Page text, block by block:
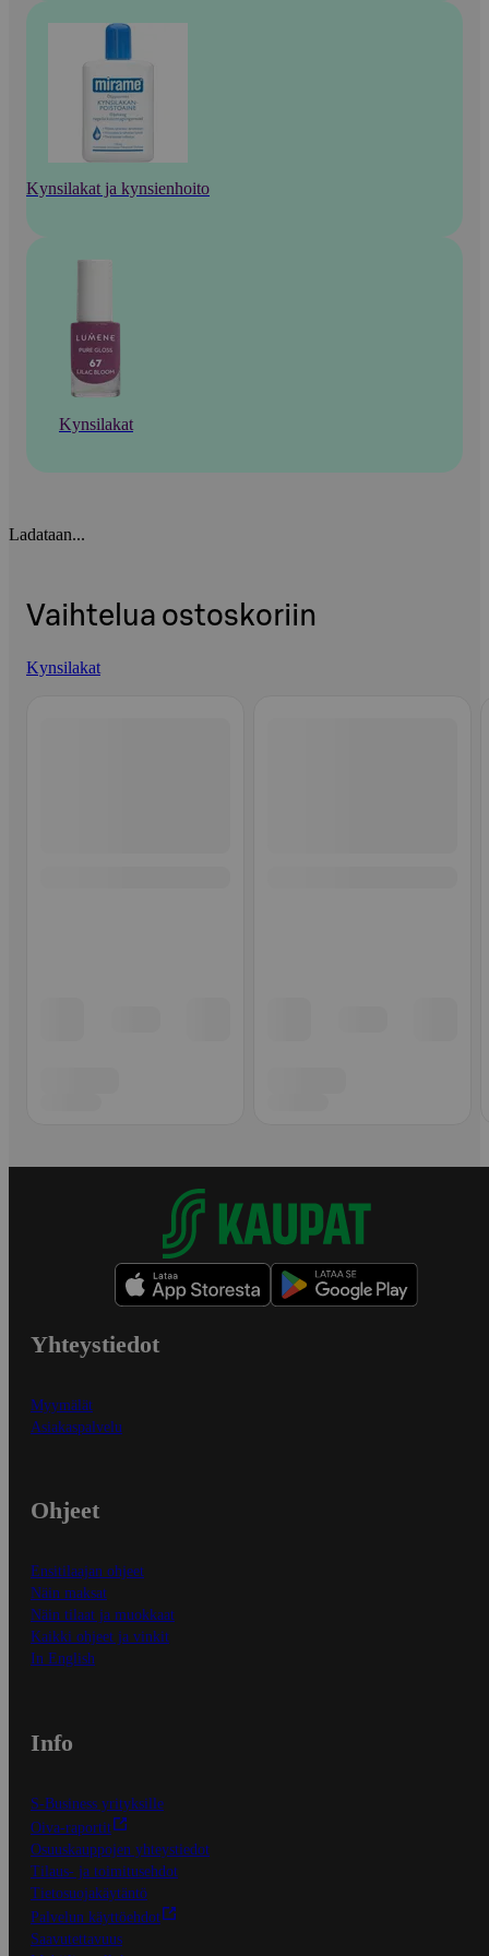
Kynsilakat ja kynsienhoito
Kynsilakat
Ladataan...
Vaihtelua ostoskoriin
Kynsilakat
Yhteystiedot
Myymälät
Asiakaspalvelu
Ohjeet
Ensitilaajan ohjeet
Näin maksat
Näin tilaat ja muokkaat
Kaikki ohjeet ja vinkit
In English
Info
S-Business yrityksille
Oiva-raportit
Osuuskauppojen yhteystiedot
Tilaus- ja toimitusehdot
Tietosuojakäytäntö
Palvelun käyttöehdot
Saavutettavuus